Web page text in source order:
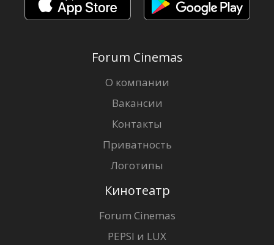
Forum Cinemas
О компании
Вакансии
Контакты
Приватность
Логотипы
Кинотеатр
Forum Cinemas
PEPSI и LUX